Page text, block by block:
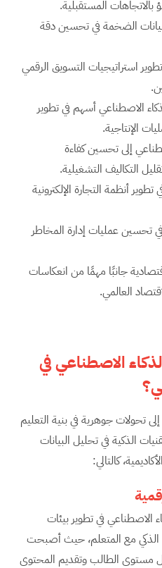
بالاتجاهات المستقبلية.
الضخمة في تحسين دقة
استراتيجيات التسويق الرقمي
الاصطناعي أسهم في تطوير
الإنتاجية.
إلى تحسين كفاءة
التكاليف التشغيلية.
أنظمة التجارة الإلكترونية
تحسين عمليات إدارة المخاطر
جانبًا مهمًا من انعكاسات
العالمي.
الاصطناعي في
تحولات جوهرية في بنية التعليم
الذكية في تحليل البيانات
كالتالي:
الاصطناعي في تطوير بيئات
الذكي مع المتعلم، حيث أصبحت
مستوى الطالب وتقديم المحتوى